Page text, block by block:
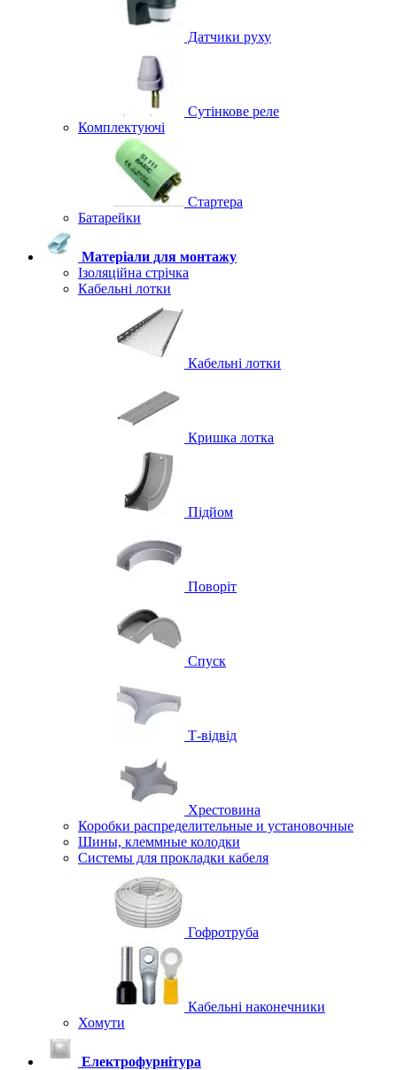
Датчики руху
Сутінкове реле
Комплектуючі
Стартера
Батарейки
Матеріали для монтажу
Ізоляційна стрічка
Кабельні лотки
Кабельні лотки
Кришка лотка
Підйом
Поворіт
Спуск
Т-відвід
Хрестовина
Коробки распределительные и установочные
Шины, клеммные колодки
Системы для прокладки кабеля
Гофротруба
Кабельні наконечники
Хомути
Електрофурнітура